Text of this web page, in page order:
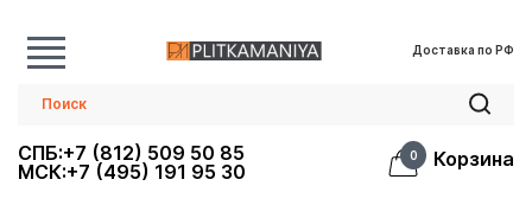
Доставка по РФ
СПБ:+7 (812) 509 50 85
МСК:+7 (495) 191 95 30
0 Корзина